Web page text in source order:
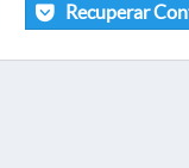
Recuperar